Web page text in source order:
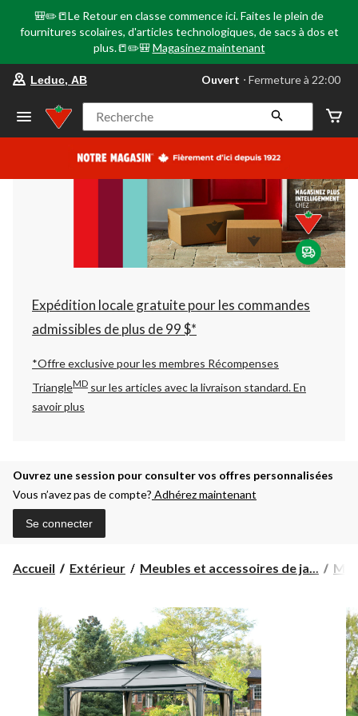
🎒✏️📒Le Retour en classe commence ici. Faites le plein de
fournitures scolaires, d'articles technologiques, de sacs à dos et
plus.📒✏️🎒 Magasinez maintenant
votre
préféré
Leduc,
AB,
courament
Fermeture
à
22:00
cliquer
pour
changer
Leduc, AB Ouvert ⋅ Fermeture à 22:00
Recherche
Expédition locale gratuite pour les commandes
admissibles de plus de 99 $*
*Offre exclusive pour les membres Récompenses
TriangleMD sur les articles avec la livraison standard.En
savoir plus
Ouvrez une session pour consulter vos offres personnalisées
Vous n’avez pas de compte? Adhérez maintenant
Se connecter
Accueil Extérieur Meubles et accessoires de ja...